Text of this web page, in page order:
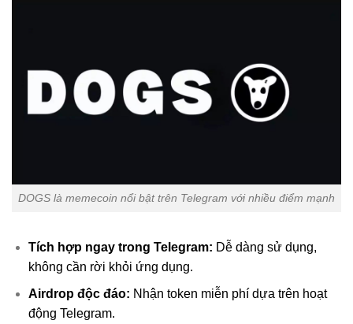
DOGS là memecoin nổi bật trên Telegram với nhiều điểm mạnh
Tích hợp ngay trong Telegram: Dễ dàng sử dụng,
không cần rời khỏi ứng dụng.
Airdrop độc đáo: Nhận token miễn phí dựa trên hoạt
động Telegram.